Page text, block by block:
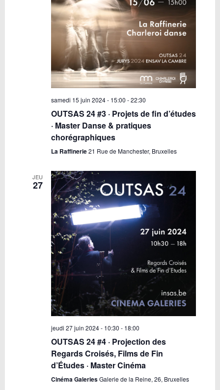
samedi 15 juin 2024 - 15:00 -22:30
OUTSAS 24 #3 · Projets de fin d’études
· Master Danse & pratiques
chorégraphiques
La Raffinerie21 Rue de Manchester, Bruxelles
JEU
27
jeudi 27 juin 2024 - 10:30 - 18:00
OUTSAS 24 #4 · Projection des
Regards Croisés, Films de Fin
d’Études · Master Cinéma
Cinéma GaleriesGalerie de la Reine, 26, Bruxelles